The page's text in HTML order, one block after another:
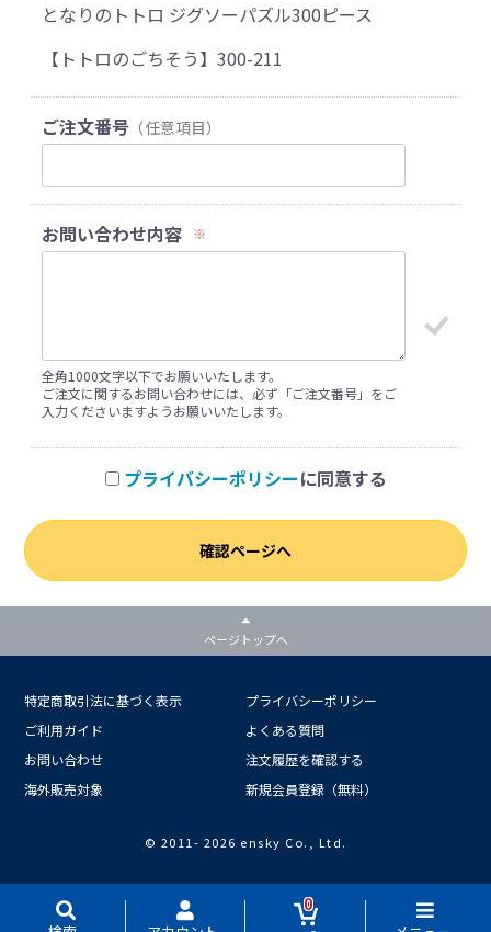
となりのトトロ ジグソーパズル300ピース
【トトロのごちそう】300-211
ご注文番号 （任意項目）
お問い合わせ内容 ※
全角1000文字以下でお願いいたします。
ご注文に関するお問い合わせには、必ず「ご注文番号」をご
入力くださいますようお願いいたします。
プライバシーポリシーに同意する
確認ページへ
0
ページトップへ
特定商取引法に基づく表示
プライバシーポリシー
ご利用ガイド
よくある質問
お問い合わせ
注文履歴を確認する
海外販売対象
新規会員登録（無料）
© 2011- 2026 ensky Co., Ltd.